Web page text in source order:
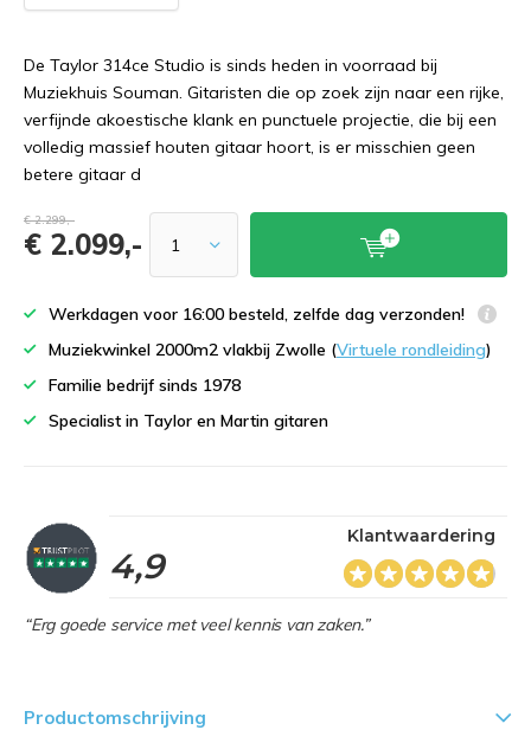
De Taylor 314ce Studio is sinds heden in voorraad bij
Muziekhuis Souman. Gitaristen die op zoek zijn naar een rijke,
verfijnde akoestische klank en punctuele projectie, die bij een
volledig massief houten gitaar hoort, is er misschien geen
betere gitaar d
€ 2.299,-
€ 2.099,-
Werkdagen voor 16:00 besteld, zelfde dag verzonden!
Muziekwinkel 2000m2 vlakbij Zwolle (Virtuele rondleiding)
Familie bedrijf sinds 1978
Specialist in Taylor en Martin gitaren
4,9
Klantwaardering
“Erg goede service met veel kennis van zaken.”
Productomschrijving